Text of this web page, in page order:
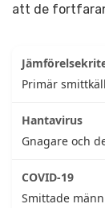
att de
Primär
Gnagare och
Smittade